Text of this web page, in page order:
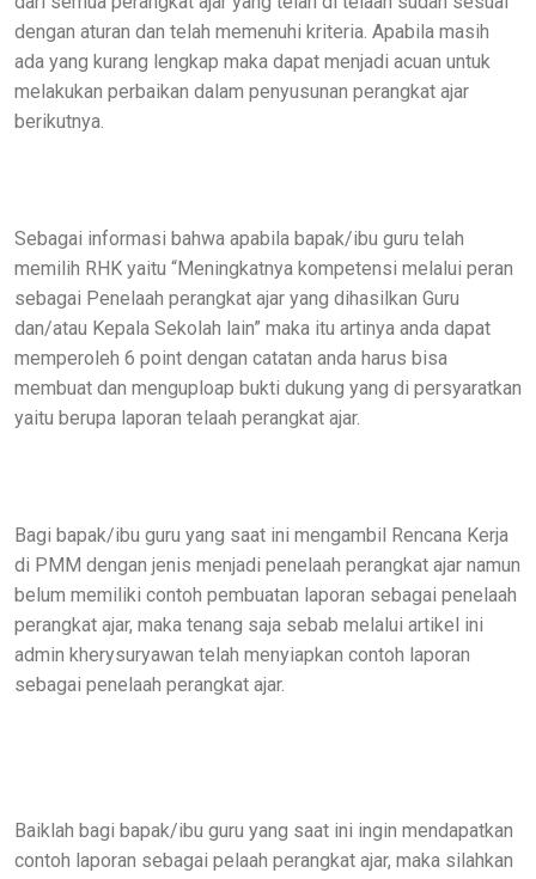
dengan aturan dan telah memenuhi kriteria. Apabila masih
ada yang kurang lengkap maka dapat menjadi acuan untuk
melakukan perbaikan dalam penyusunan perangkat ajar
berikutnya.
Sebagai informasi bahwa apabila bapak/ibu guru telah
memilih RHK yaitu “Meningkatnya kompetensi melalui peran
sebagai Penelaah perangkat ajar yang dihasilkan Guru
dan/atau Kepala Sekolah lain” maka itu artinya anda dapat
memperoleh 6 point dengan catatan anda harus bisa
membuat dan menguploap bukti dukung yang di persyaratkan
yaitu berupa laporan telaah perangkat ajar.
Bagi bapak/ibu guru yang saat ini mengambil Rencana Kerja
di PMM dengan jenis menjadi penelaah perangkat ajar namun
belum memiliki contoh pembuatan laporan sebagai penelaah
perangkat ajar, maka tenang saja sebab melalui artikel ini
admin kherysuryawan telah menyiapkan contoh laporan
sebagai penelaah perangkat ajar.
Baiklah bagi bapak/ibu guru yang saat ini ingin mendapatkan
contoh laporan sebagai pelaah perangkat ajar, maka silahkan